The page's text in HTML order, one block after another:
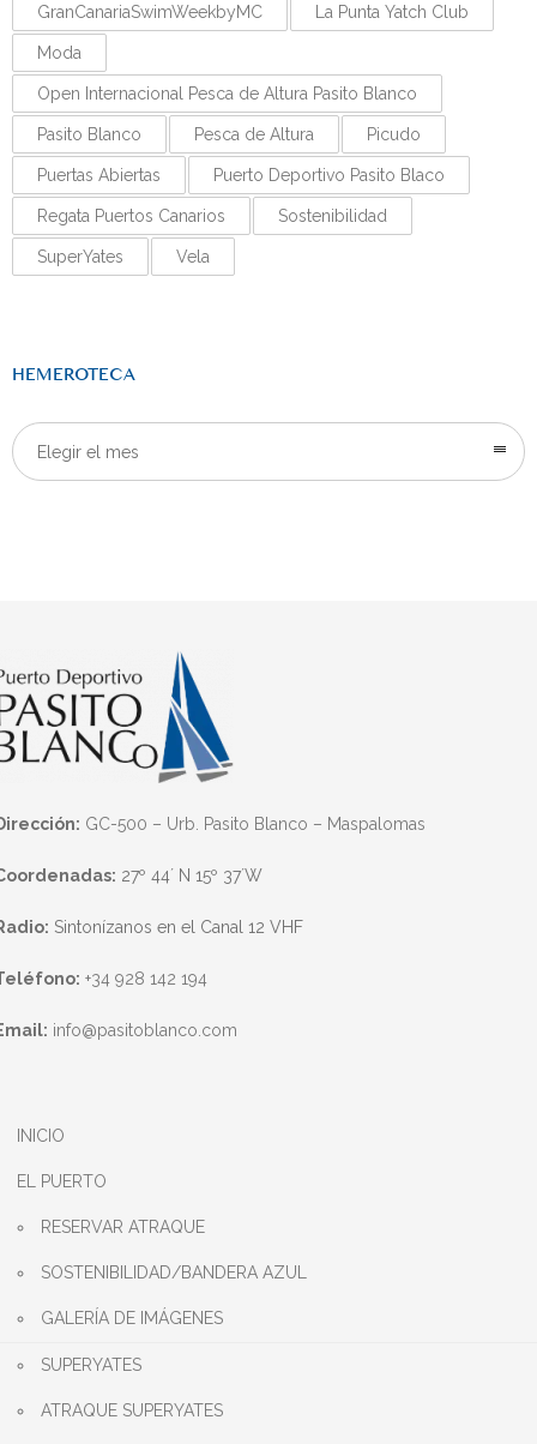
GranCanariaSwimWeekbyMC La Punta Yatch Club
Moda
Open Internacional Pesca de Altura Pasito Blanco
Pasito Blanco Pesca de Altura Picudo
Puertas Abiertas Puerto Deportivo Pasito Blaco
Regata Puertos Canarios Sostenibilidad
SuperYates Vela
HEMEROTECA
Elegir el mes
GC-500 – Urb. Pasito Blanco – Maspalomas
27º 44´ N 15º 37´W
Sintonízanos en el Canal 12 VHF
+34 928 142 194
info@pasitoblanco.com
INICIO
EL PUERTO
RESERVAR ATRAQUE
SOSTENIBILIDAD/BANDERA AZUL
GALERÍA DE IMÁGENES
SUPERYATES
ATRAQUE SUPERYATES